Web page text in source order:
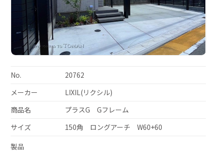
No.
20762
メーカー
LIXIL(リクシル)
商品名
プラスG Gフレーム
サイズ
150角 ロングアーチ W60+60
製品